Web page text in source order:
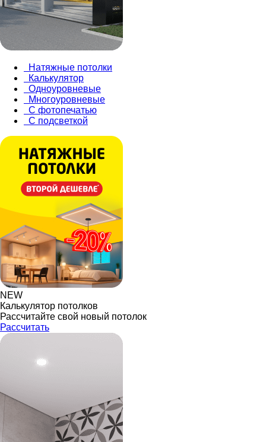
Натяжные потолки
Калькулятор
Одноуровневые
Многоуровневые
С фотопечатью
С подсветкой
NEW
Калькулятор потолков
Рассчитайте свой новый потолок
Рассчитать